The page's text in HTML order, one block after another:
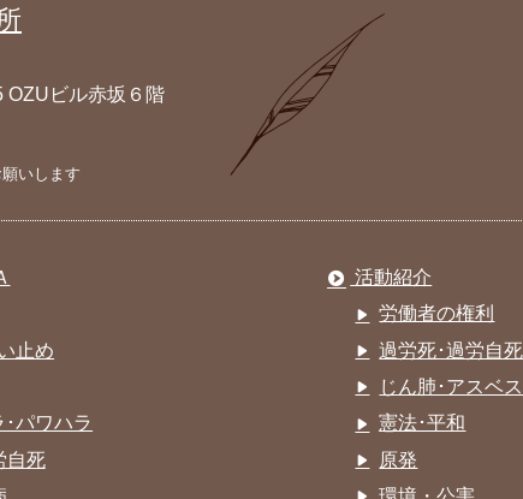
OZUビル赤坂６階
いします
止め
･パワハラ
自死
活動紹介
労働者の権利
過労死･過労自死
じん肺･アスベス
憲法･平和
原発